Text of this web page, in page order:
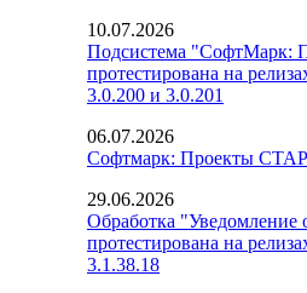
10.07.2026
Подсистема "СофтМарк:
протестирована на
3.0.200 и 3.0.201
06.07.2026
Софтмарк: Проекты
29.06.2026
Обработка "Уведомление
протестирована на
3.1.38.18